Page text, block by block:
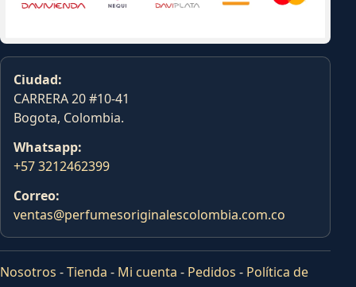
Ciudad:
CARRERA 20 #10-41
Bogota, Colombia.
Whatsapp:
+57 3212462399
Correo:
ventas@perfumesoriginalescolombia.com.co
Nosotros -Tienda - Mi cuenta - Pedidos - Política de